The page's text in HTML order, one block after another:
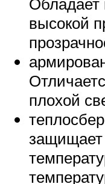
высокой
плохой
защищает